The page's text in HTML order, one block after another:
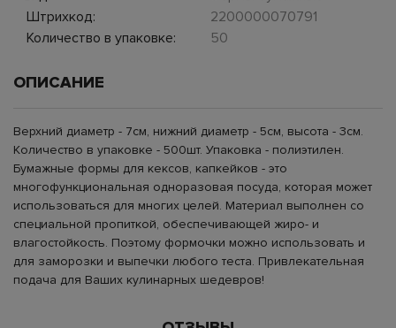
Штрихкод:
2200000070791
Количество в упаковке:
50
ОПИСАНИЕ
Верхний диаметр - 7см, нижний диаметр - 5см, высота - 3см.
Количество в упаковке - 500шт. Упаковка - полиэтилен.
Бумажные формы для кексов, капкейков - это
многофункциональная одноразовая посуда, которая может
использоваться для многих целей. Материал выполнен со
специальной пропиткой, обеспечивающей жиро- и
влагостойкость. Поэтому формочки можно использовать и
для заморозки и выпечки любого теста. Привлекательная
подача для Ваших кулинарных шедевров!